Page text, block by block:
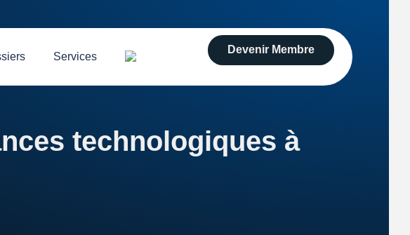
Services
Devenir Membre
technologiques à